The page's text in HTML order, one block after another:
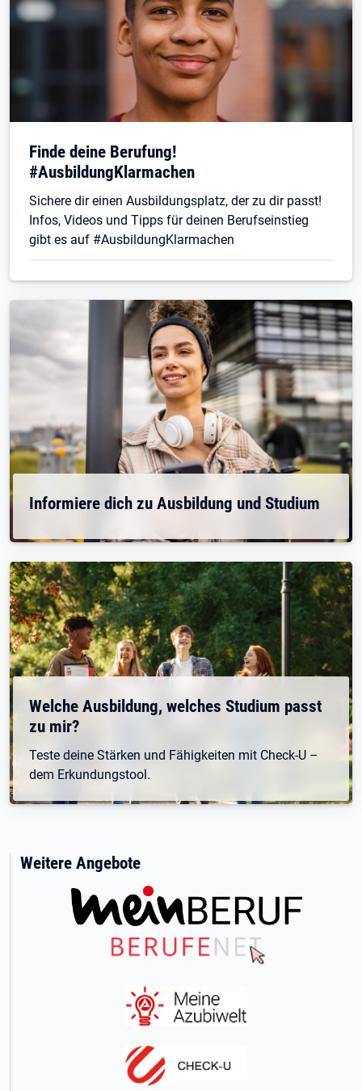
Finde deine Berufung!
#AusbildungKlarmachen
Sichere dir einen Ausbildungsplatz, der zu dir passt!
Infos, Videos und Tipps für deinen Berufseinstieg
gibt es auf #AusbildungKlarmachen
Informiere dich zu Ausbildung und Studium
Welche Ausbildung, welches Studium passt
zu mir?
Teste deine Stärken und Fähigkeiten mit Check-U –
dem Erkundungstool.
Weitere Angebote